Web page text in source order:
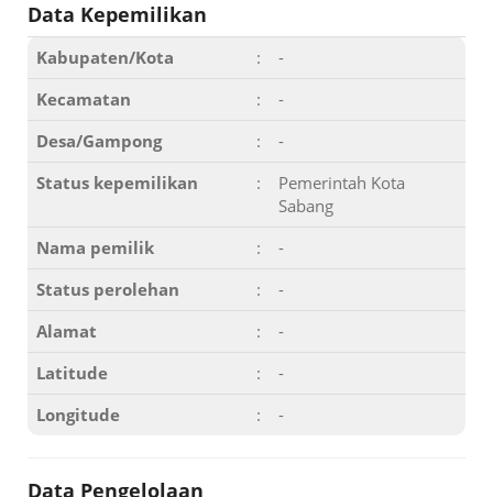
Data Kepemilikan
Kabupaten/Kota :
-
Kecamatan
:
-
Desa/Gampong
:
-
Status kepemilikan
:
Pemerintah Kota
Sabang
Nama pemilik
:
-
Status perolehan
:
-
Alamat
:
-
Latitude
:
-
Longitude
: -
Data Pengelolaan